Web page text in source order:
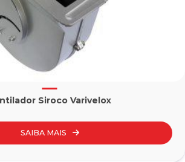
Siroco Varivelox
SAIBA MAIS